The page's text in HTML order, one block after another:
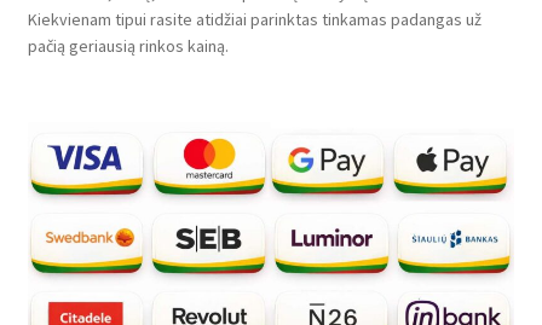
Kiekvienam tipui rasite atidžiai parinktas tinkamas padangas už
pačią geriausią rinkos kainą.